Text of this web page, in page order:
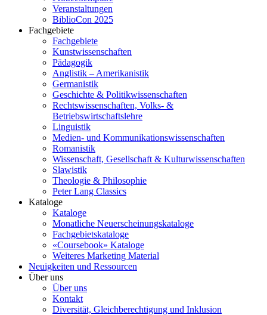
Veranstaltungen
BiblioCon 2025
Fachgebiete
Fachgebiete
Kunstwissenschaften
Pädagogik
Anglistik – Amerikanistik
Germanistik
Geschichte & Politikwissenschaften
Rechtswissenschaften, Volks- &
Betriebswirtschaftslehre
Linguistik
Medien- und Kommunikationswissenschaften
Romanistik
Wissenschaft, Gesellschaft & Kulturwissenschaften
Slawistik
Theologie & Philosophie
Peter Lang Classics
Kataloge
Kataloge
Monatliche Neuerscheinungskataloge
Fachgebietskataloge
«Coursebook» Kataloge
Weiteres Marketing Material
Neuigkeiten und Ressourcen
Über uns
Über uns
Kontakt
Diversität, Gleichberechtigung und Inklusion